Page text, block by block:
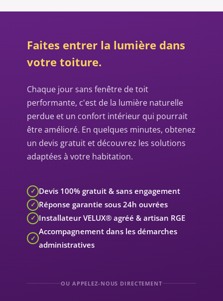
Faites entrer la lumière dans
votre toiture.
Chaque jour sans fenêtre de toit
performante, c'est de la lumière naturelle
perdue et un confort intérieur qui pourrait
être amélioré. En quelques minutes, obtenez
un devis gratuit et découvrez les solutions
adaptées à votre habitation.
✓ Devis 100% gratuit & sans engagement
✓ Réponse garantie sous 24h ouvrées
✓ Installateur VELUX® agréé & artisan RGE
✓
Accompagnement dans les démarches
administratives
OU APPELEZ-NOUS DIRECTEMENT